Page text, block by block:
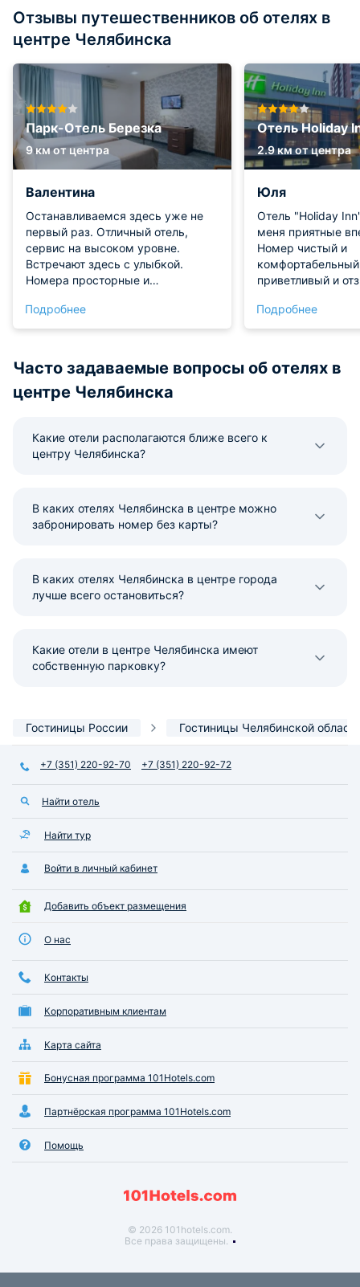
Отзывы путешественников об отелях в
центре Челябинска
Парк-Отель Березка
9 км от центра
Валентина
Останавливаемся здесь уже не
первый раз. Отличный отель,
сервис на высоком уровне.
Встречают здесь с улыбкой.
Номера просторные и
дизайном, проживать в них
максимально комфортно.
вкусно. По цене нас все устроило!
Подробнее
Отель Holiday
2.9 км от центра
Юля
Отель "Holiday
меня приятные
Номер чистый и
приветливый и
отдельно хочу
расположение.
Подробнее
Часто задаваемые вопросы об отелях в
центре Челябинска
Какие отели располагаются ближе всего к
центру Челябинска?
В каких отелях Челябинска в центре можно
забронировать номер без карты?
В каких отелях Челябинска в центре города
лучше всего остановиться?
Какие отели в центре Челябинска имеют
собственную парковку?
Гостиницы России Гостиницы Челябинской
+7 (351) 220-92-70 +7 (351) 220-92-72
Найти отель
Найти тур
Войти в личный кабинет
Добавить объект размещения
О нас
Контакты
Корпоративным клиентам
Карта сайта
Бонусная программа 101Hotels.com
Партнёрская программа 101Hotels.com
Помощь
© 2026 101hotels.com.
Все права защищены.